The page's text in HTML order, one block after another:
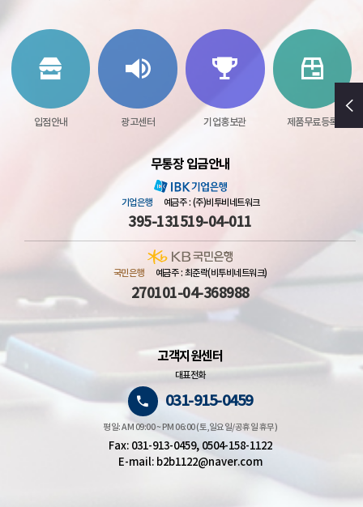
입점안내 광고센터 기업홍보관 제품무료등록
무통장 입금안내
기업은행 예금주 : (주)비투비네트워크
395-131519-04-011
국민은행 예금주 : 최준락(비투비네트워크)
270101-04-368988
고객지원센터
대표전화
031-915-0459
평일: AM 09:00 ~ PM 06:00 (토,일요일/공휴일 휴무)
Fax: 031-913-0459, 0504-158-1122
E-mail: b2b1122@naver.com